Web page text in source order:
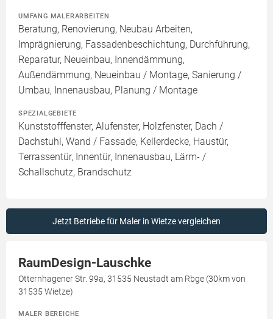
UMFANG MALERARBEITEN
Beratung, Renovierung, Neubau Arbeiten,
Imprägnierung, Fassadenbeschichtung, Durchführung,
Reparatur, Neueinbau, Innendämmung,
Außendämmung, Neueinbau / Montage, Sanierung /
Umbau, Innenausbau, Planung / Montage
SPEZIALGEBIETE
Kunststofffenster, Alufenster, Holzfenster, Dach /
Dachstuhl, Wand / Fassade, Kellerdecke, Haustür,
Terrassentür, Innentür, Innenausbau, Lärm- /
Schallschutz, Brandschutz
Jetzt Betriebe für Maler in Wietze vergleichen
RaumDesign-Lauschke
Otternhagener Str. 99a, 31535 Neustadt am Rbge (30km von
31535 Wietze)
MALER BEREICHE